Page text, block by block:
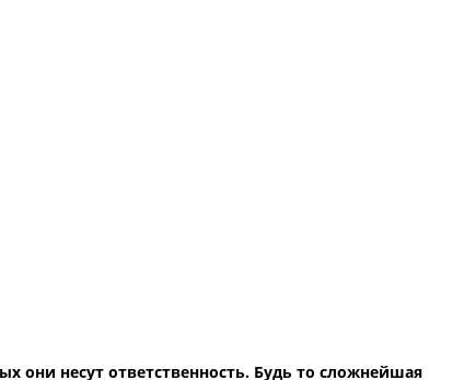
они несут ответственность. Будь то сложнейшая